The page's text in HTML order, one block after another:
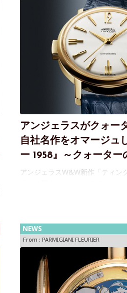
アンジェラスがクォー
自社名作をオマージュ
ー 1958』～クォーター
アンジェラスW&W新作「ティン
て「ティンクラー 1958」リピ
NEWS
From : PARMIGIANI FLEURIER